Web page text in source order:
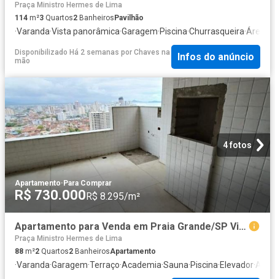
Praça Ministro Hermes de Lima
114 m²3 Quartos2 Banheiros Pavilhão
·Varanda·Vista panorâmica·Garagem·Piscina·Churrasqueira·Área
Disponibilizado Há 2 semanas por Chaves na
mão
Infos do anúncio
4 fotos
Apartamento·Para Comprar
R$ 730.000R$ 8.295/m²
Apartamento para Venda em Praia Grande/SP Vila Caiçara 2 Quartos
Praça Ministro Hermes de Lima
88 m²2 Quartos2 BanheirosApartamento
·Varanda·Garagem·Terraço·Academia·Sauna·Piscina·Elevador·Ar